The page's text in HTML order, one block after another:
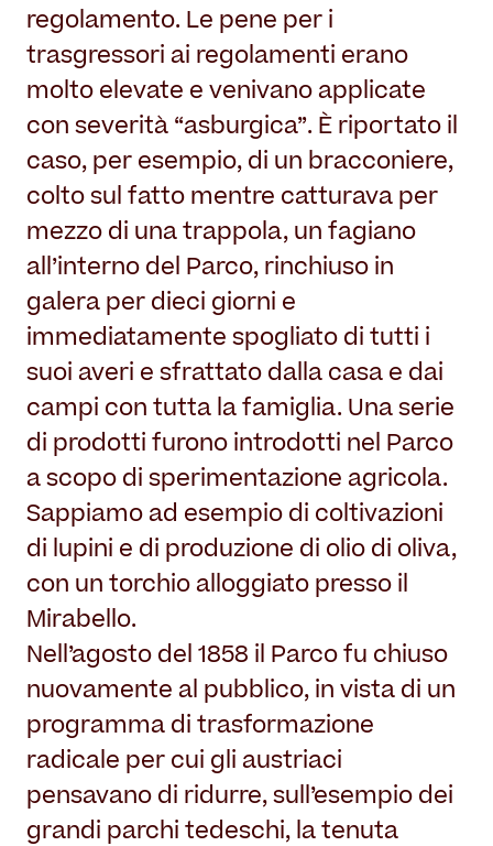
regolamento. Le pene per i
trasgressori ai regolamenti erano
molto elevate e venivano applicate
con severità “asburgica”. È riportato il
caso, per esempio, di un bracconiere,
colto sul fatto mentre catturava per
mezzo di una trappola, un fagiano
all’interno del Parco, rinchiuso in
galera per dieci giorni e
immediatamente spogliato di tutti i
suoi averi e sfrattato dalla casa e dai
campi con tutta la famiglia. Una serie
di prodotti furono introdotti nel Parco
a scopo di sperimentazione agricola.
Sappiamo ad esempio di coltivazioni
di lupini e di produzione di olio di oliva,
con un torchio alloggiato presso il
Mirabello.
Nell’agosto del 1858 il Parco fu chiuso
nuovamente al pubblico, in vista di un
programma di trasformazione
radicale per cui gli austriaci
pensavano di ridurre, sull’esempio dei
grandi parchi tedeschi, la tenuta